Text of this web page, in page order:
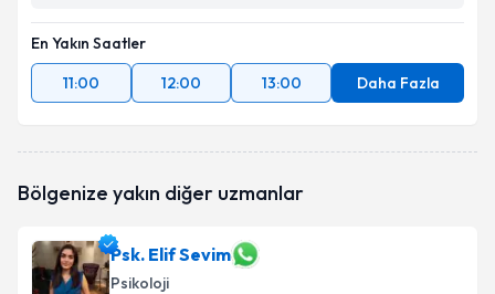
En Yakın Saatler
11:00
12:00 13:00 Daha Fazla
Bölgenize yakın diğer uzmanlar
Psk. Elif Sevim
Psikoloji